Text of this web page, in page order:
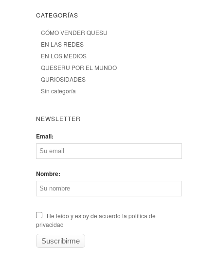
CATEGORÍAS
CÓMO VENDER QUESU
EN LAS REDES
EN LOS MEDIOS
QUESERU POR EL MUNDO
QURIOSIDADES
Sin categoría
NEWSLETTER
Email:
Nombre:
He leído y estoy de acuerdo la política de
privacidad